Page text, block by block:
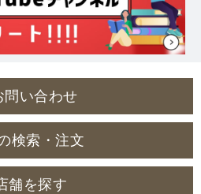
問い合わせ
検索・注文
舗を探す